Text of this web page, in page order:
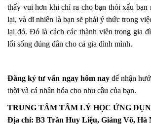
thấy vui hơn khi chỉ ra cho bạn thói xấu bạn
lại, và dĩ nhiên là bạn sẽ phải ý thức trong
lại đó. Đó là cách các thành viên trong gia
lối sống đúng đắn cho cả gia đình mình.
Đăng ký tư vấn ngay hôm nayđể nhận
thời và cá nhân hóa cho nhu cầu của bạn.
TRUNG TÂM TÂM LÝ HỌC ỨNG
Địa chỉ: B3 Trần Huy Liệu, Giảng Võ, Hà